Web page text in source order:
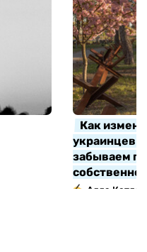
Как
украинцев
забываем
Алла Котляр